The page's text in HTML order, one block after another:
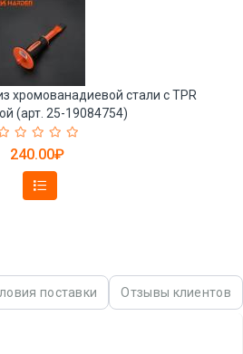
хромованадиевой стали с TPR
(арт. 25-19084754)
240.00₽
поставки Отзывы клиентов